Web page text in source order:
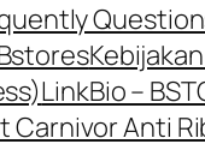
LinkBio –
Carnivor Anti